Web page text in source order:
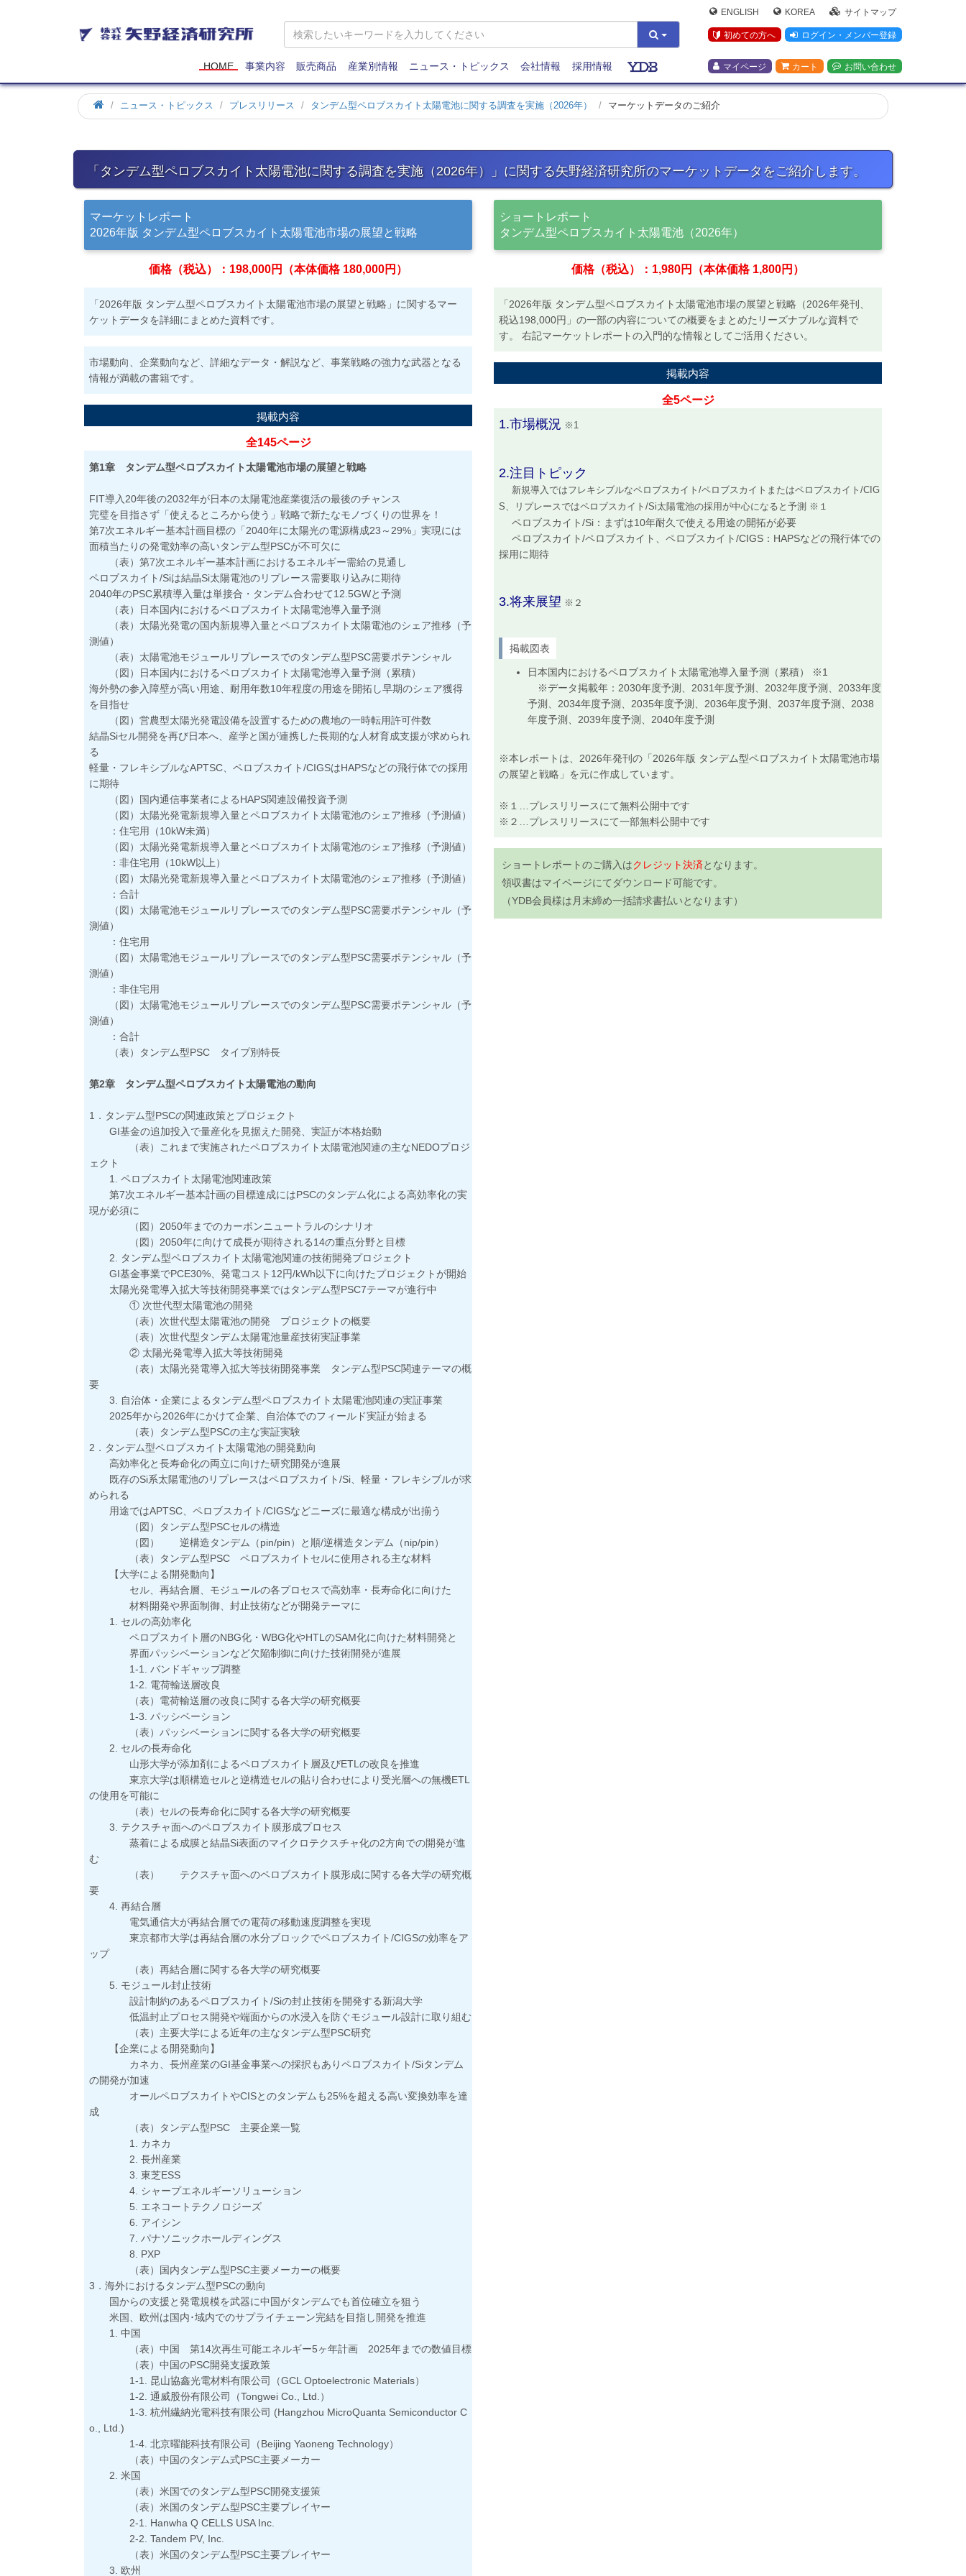
矢
野
研
究
所
ENGLISH KOREA サイトマップ
初めての方へ ログイン・メンバー登録
マイページ カート お問い合わせ
HOME 事業内容 販売商品 産業別情報 ニュース・トピックス 会社情報 採用情報
ホ
ー
ニュース・トピックス プレスリリース タンデム型ペロブスカイト太陽電池に関する調査を実施（2026年） マーケットデータのご紹介
「タンデム型ペロブスカイト太陽電池に関する調査を実施（2026年）」に関する矢野経済研究所のマーケットデータをご紹介します。
マーケットレポート
2026年版 タンデム型ペロブスカイト太陽電池市場の展望と戦略
価格（税込）：198,000円（本体価格 180,000円）
「2026年版 タンデム型ペロブスカイト太陽電池市場の展望と戦略」に関するマー
ケットデータを詳細にまとめた資料です。
市場動向、企業動向など、詳細なデータ・解説など、事業戦略の強力な武器となる
情報が満載の書籍です。
掲載内容
全145ページ
第1章 タンデム型ペロブスカイト太陽電池市場の展望と戦略
FIT導入20年後の2032年が日本の太陽電池産業復活の最後のチャンス
完璧を目指さず「使えるところから使う」戦略で新たなモノづくりの世界を！
第7次エネルギー基本計画目標の「2040年に太陽光の電源構成23～29%」実現には
面積当たりの発電効率の高いタンデム型PSCが不可欠に
（表）第7次エネルギー基本計画におけるエネルギー需給の見通し
ペロブスカイト/Siは結晶Si太陽電池のリプレース需要取り込みに期待
2040年のPSC累積導入量は単接合・タンデム合わせて12.5GWと予測
（表）日本国内におけるペロブスカイト太陽電池導入量予測
（表）太陽光発電の国内新規導入量とペロブスカイト太陽電池のシェア推移（予
測値）
（表）太陽電池モジュールリプレースでのタンデム型PSC需要ポテンシャル
（図）日本国内におけるペロブスカイト太陽電池導入量予測（累積）
海外勢の参入障壁が高い用途、耐用年数10年程度の用途を開拓し早期のシェア獲得
を目指せ
（図）営農型太陽光発電設備を設置するための農地の一時転用許可件数
結晶Siセル開発を再び日本へ、産学と国が連携した長期的な人材育成支援が求められ
る
軽量・フレキシブルなAPTSC、ペロブスカイト/CIGSはHAPSなどの飛行体での採用
に期待
（図）国内通信事業者によるHAPS関連設備投資予測
（図）太陽光発電新規導入量とペロブスカイト太陽電池のシェア推移（予測値）
：住宅用（10kW未満）
（図）太陽光発電新規導入量とペロブスカイト太陽電池のシェア推移（予測値）
：非住宅用（10kW以上）
（図）太陽光発電新規導入量とペロブスカイト太陽電池のシェア推移（予測値）
：合計
（図）太陽電池モジュールリプレースでのタンデム型PSC需要ポテンシャル（予
測値）
：住宅用
（図）太陽電池モジュールリプレースでのタンデム型PSC需要ポテンシャル（予
測値）
：非住宅用
（図）太陽電池モジュールリプレースでのタンデム型PSC需要ポテンシャル（予
測値）
：合計
（表）タンデム型PSC タイプ別特長
第2章 タンデム型ペロブスカイト太陽電池の動向
1．タンデム型PSCの関連政策とプロジェクト
GI基金の追加投入で量産化を見据えた開発、実証が本格始動
（表）これまで実施されたペロブスカイト太陽電池関連の主なNEDOプロジ
ェクト
1. ペロブスカイト太陽電池関連政策
第7次エネルギー基本計画の目標達成にはPSCのタンデム化による高効率化の実
現が必須に
（図）2050年までのカーボンニュートラルのシナリオ
（図）2050年に向けて成長が期待される14の重点分野と目標
2. タンデム型ペロブスカイト太陽電池関連の技術開発プロジェクト
GI基金事業でPCE30%、発電コスト12円/kWh以下に向けたプロジェクトが開始
太陽光発電導入拡大等技術開発事業ではタンデム型PSC7テーマが進行中
① 次世代型太陽電池の開発
（表）次世代型太陽電池の開発 プロジェクトの概要
（表）次世代型タンデム太陽電池量産技術実証事業
② 太陽光発電導入拡大等技術開発
（表）太陽光発電導入拡大等技術開発事業 タンデム型PSC関連テーマの概
要
3. 自治体・企業によるタンデム型ペロブスカイト太陽電池関連の実証事業
2025年から2026年にかけて企業、自治体でのフィールド実証が始まる
（表）タンデム型PSCの主な実証実験
2．タンデム型ペロブスカイト太陽電池の開発動向
高効率化と長寿命化の両立に向けた研究開発が進展
既存のSi系太陽電池のリプレースはペロブスカイト/Si、軽量・フレキシブルが求
められる
用途ではAPTSC、ペロブスカイト/CIGSなどニーズに最適な構成が出揃う
（図）タンデム型PSCセルの構造
（図） 逆構造タンデム（pin/pin）と順/逆構造タンデム（nip/pin）
（表）タンデム型PSC ペロブスカイトセルに使用される主な材料
【大学による開発動向】
セル、再結合層、モジュールの各プロセスで高効率・長寿命化に向けた
材料開発や界面制御、封止技術などが開発テーマに
1. セルの高効率化
ペロブスカイト層のNBG化・WBG化やHTLのSAM化に向けた材料開発と
界面パッシベーションなど欠陥制御に向けた技術開発が進展
1-1. バンドギャップ調整
1-2. 電荷輸送層改良
（表）電荷輸送層の改良に関する各大学の研究概要
1-3. パッシベーション
（表）パッシベーションに関する各大学の研究概要
2. セルの長寿命化
山形大学が添加剤によるペロブスカイト層及びETLの改良を推進
東京大学は順構造セルと逆構造セルの貼り合わせにより受光層への無機ETL
の使用を可能に
（表）セルの長寿命化に関する各大学の研究概要
3. テクスチャ面へのペロブスカイト膜形成プロセス
蒸着による成膜と結晶Si表面のマイクロテクスチャ化の2方向での開発が進
む
（表） テクスチャ面へのペロブスカイト膜形成に関する各大学の研究概
要
4. 再結合層
電気通信大が再結合層での電荷の移動速度調整を実現
東京都市大学は再結合層の水分ブロックでペロブスカイト/CIGSの効率をア
ップ
（表）再結合層に関する各大学の研究概要
5. モジュール封止技術
設計制約のあるペロブスカイト/Siの封止技術を開発する新潟大学
低温封止プロセス開発や端面からの水浸入を防ぐモジュール設計に取り組む
（表）主要大学による近年の主なタンデム型PSC研究
【企業による開発動向】
カネカ、長州産業のGI基金事業への採択もありペロブスカイト/Siタンデム
の開発が加速
オールペロブスカイトやCISとのタンデムも25%を超える高い変換効率を達
成
（表）タンデム型PSC 主要企業一覧
1. カネカ
2. 長州産業
3. 東芝ESS
4. シャープエネルギーソリューション
5. エネコートテクノロジーズ
6. アイシン
7. パナソニックホールディングス
8. PXP
（表）国内タンデム型PSC主要メーカーの概要
3．海外におけるタンデム型PSCの動向
国からの支援と発電規模を武器に中国がタンデムでも首位確立を狙う
米国、欧州は国内･域内でのサプライチェーン完結を目指し開発を推進
1. 中国
（表）中国 第14次再生可能エネルギー5ヶ年計画 2025年までの数値目標
（表）中国のPSC開発支援政策
1-1. 昆山協鑫光電材料有限公司（GCL Optoelectronic Materials）
1-2. 通威股份有限公司（Tongwei Co., Ltd.）
1-3. 杭州繊納光電科技有限公司 (Hangzhou MicroQuanta Semiconductor C
o., Ltd.)
1-4. 北京曜能科技有限公司（Beijing Yaoneng Technology）
（表）中国のタンデム式PSC主要メーカー
2. 米国
（表）米国でのタンデム型PSC開発支援策
（表）米国のタンデム型PSC主要プレイヤー
2-1. Hanwha Q CELLS USA Inc.
2-2. Tandem PV, Inc.
（表）米国のタンデム型PSC主要プレイヤー
3. 欧州
ショートレポート
タンデム型ペロブスカイト太陽電池（2026年）
価格（税込）：1,980円（本体価格 1,800円）
「2026年版 タンデム型ペロブスカイト太陽電池市場の展望と戦略（2026年発刊、
税込198,000円」の一部の内容についての概要をまとめたリーズナブルな資料で
す。 右記マーケットレポートの入門的な情報としてご活用ください。
掲載内容
全5ページ
1.市場概況 ※1
2.注目トピック
新規導入ではフレキシブルなペロブスカイト/ペロブスカイトまたはペロブスカイト/CIG
S、リプレースではペロブスカイト/Si太陽電池の採用が中心になると予測 ※１
ペロブスカイト/Si：まずは10年耐久で使える用途の開拓が必要
ペロブスカイト/ペロブスカイト、ペロブスカイト/CIGS：HAPSなどの飛行体での
採用に期待
3.将来展望 ※２
掲載図表
日本国内におけるペロブスカイト太陽電池導入量予測（累積） ※1
※データ掲載年：2030年度予測、2031年度予測、2032年度予測、2033年度
予測、2034年度予測、2035年度予測、2036年度予測、2037年度予測、2038
年度予測、2039年度予測、2040年度予測
※本レポートは、2026年発刊の「2026年版 タンデム型ペロブスカイト太陽電池市場
の展望と戦略」を元に作成しています。
※１…プレスリリースにて無料公開中です
※２…プレスリリースにて一部無料公開中です
ショートレポートのご購入はクレジット決済となります。
領収書はマイページにてダウンロード可能です。
（YDB会員様は月末締め一括請求書払いとなります）